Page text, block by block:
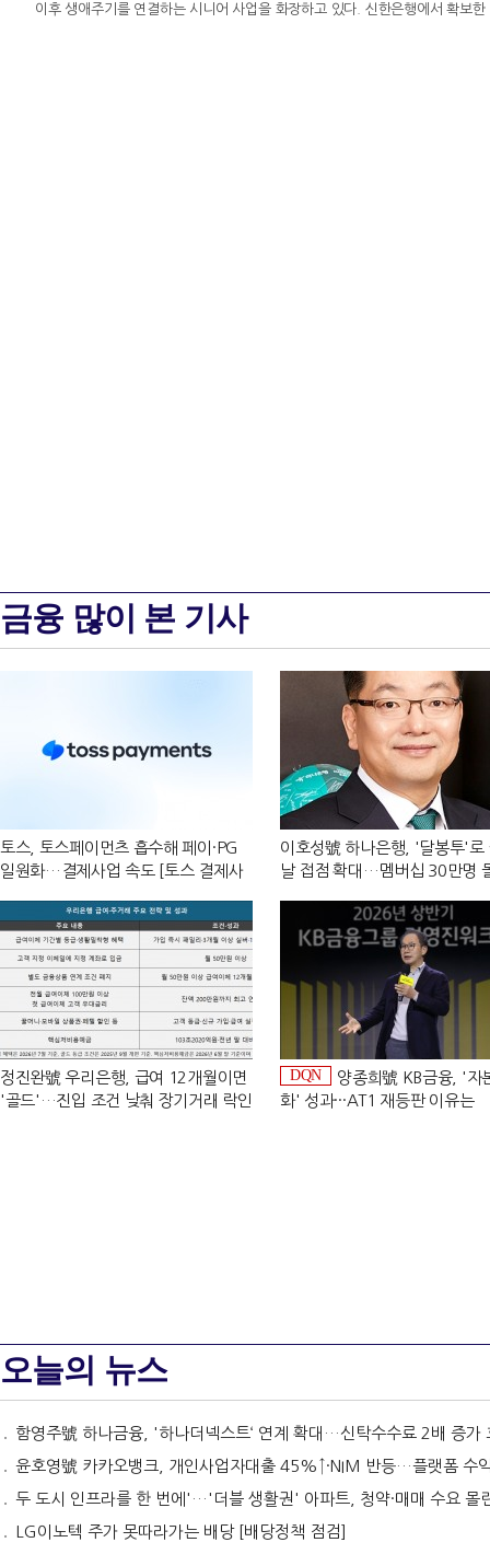
이후 생애주기를 연결하는 시니어 사업을 화장하고 있다. 신한은행에서 확보
금융 많이 본 기사
토스, 토스페이먼츠 흡수해 페이·PG
일원화…결제사업 속도 [토스 결제사
이호성號 하나은행, '달봉투'로
날 접점 확대…멤버십 30만명
정진완號 우리은행, 급여 12개월이면
'골드'…진입 조건 낮춰 장기거래 락인
DQN
양종희號 KB금융, '자
화' 성과···AT1 재등판 이유는
오늘의 뉴스
함영주號 하나금융, '하나더넥스트‘ 연계 확대…신탁수수료 2배 증가 효과 [금융 시니어 비즈니스
윤호영號 카카오뱅크, 개인사업자대출 45%↑·NIM 반등…플랫폼 수익화 '과제' [2026 금융사 상반
두 도시 인프라를 한 번에'…'더블 생활권' 아파트, 청약·매매 수요 몰
LG이노텍 주가 못따라가는 배당 [배당정책 점검]